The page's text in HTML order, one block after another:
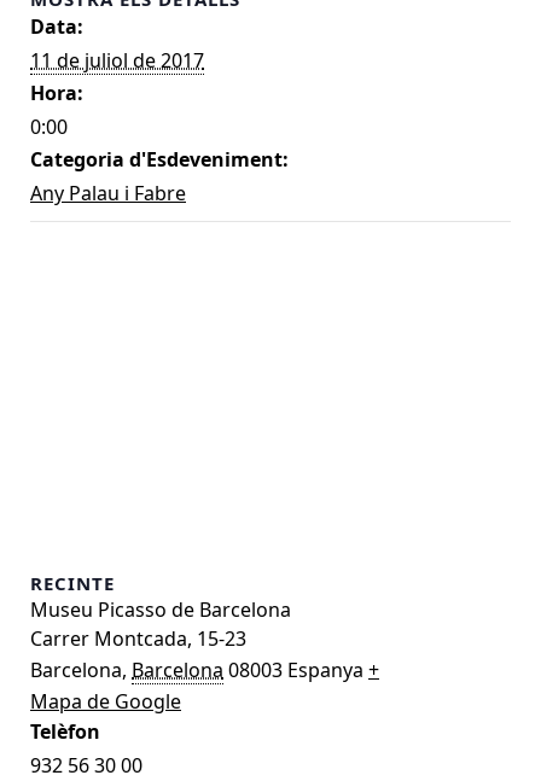
Data:
11 de juliol de 2017
Hora:
0:00
Categoria d'Esdeveniment:
Any Palau i Fabre
RECINTE
Museu Picasso de Barcelona
Carrer Montcada, 15-23
Barcelona, Barcelona 08003 Espanya +
Mapa de Google
Telèfon
932 56 30 00